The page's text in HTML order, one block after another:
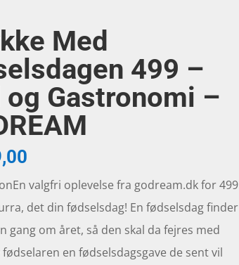
Med
499 –
og Gastronomi –
valgfri oplevelse fra godream.dk for 499
det din fødselsdag! En fødselsdag finder
gang om året, så den skal da fejres med
en fødselsdagsgave de sent vil